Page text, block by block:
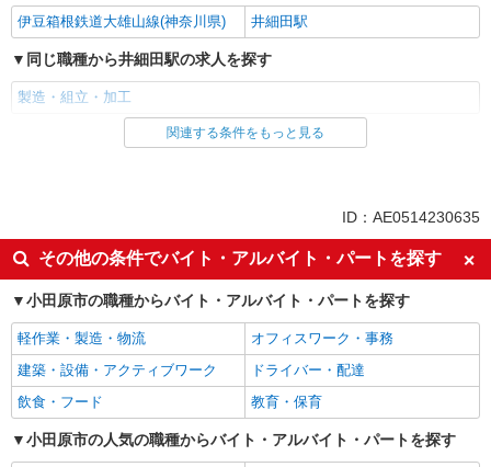
伊豆箱根鉄道大雄山線(神奈川県) 井細田駅
同じ職種から井細田駅の求人を探す
製造・組立・加工
同じ雇用形態から井細田駅の求人を探す
軽作業・製造・物流
製造・組立・加工
関連する条件をもっと見る
ID：AE0514230635
その他の条件でバイト・アルバイト・パートを探す
小田原市の職種からバイト・アルバイト・パートを探す
軽作業・製造・物流
オフィスワーク・事務
建築・設備・アクティブワーク
ドライバー・配達
飲食・フード
教育・保育
小田原市の人気の職種からバイト・アルバイト・パートを探す